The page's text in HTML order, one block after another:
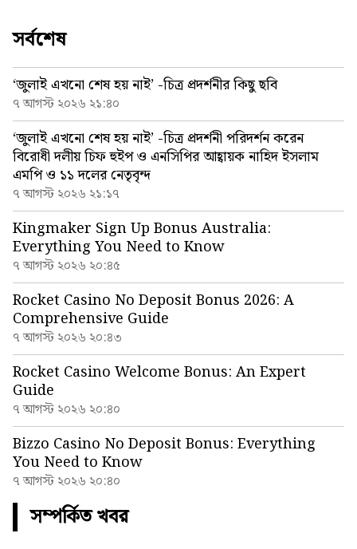
সর্বশেষ
‘জুলাই এখনো শেষ হয় নাই’ -চিত্র প্রদর্শনীর কিছু ছবি
৭ আগস্ট ২০২৬ ২১:৪০
‘জুলাই এখনো শেষ হয় নাই’ -চিত্র প্রদর্শনী পরিদর্শন করেন
বিরোধী দলীয় চিফ হুইপ ও এনসিপির আহ্বায়ক নাহিদ ইসলাম
এমপি ও ১১ দলের নেতৃবৃন্দ
৭ আগস্ট ২০২৬ ২১:১৭
Kingmaker Sign Up Bonus Australia:
Everything You Need to Know
৭ আগস্ট ২০২৬ ২০:৪৫
Rocket Casino No Deposit Bonus 2026: A
Comprehensive Guide
৭ আগস্ট ২০২৬ ২০:৪৩
Rocket Casino Welcome Bonus: An Expert
Guide
৭ আগস্ট ২০২৬ ২০:৪০
Bizzo Casino No Deposit Bonus: Everything
You Need to Know
৭ আগস্ট ২০২৬ ২০:৪০
সম্পর্কিত খবর